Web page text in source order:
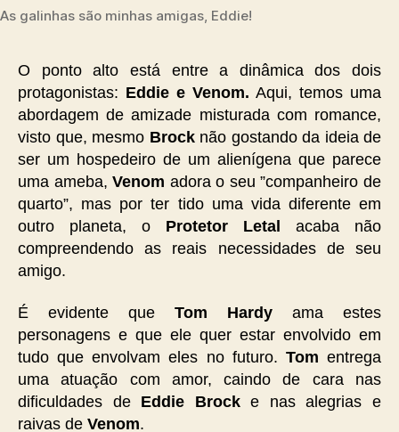
As galinhas são minhas amigas, Eddie!
O ponto alto está entre a dinâmica dos dois
protagonistas: Eddie e Venom.Aqui, temos uma
abordagem de amizade misturada com romance,
visto que, mesmo Brocknão gostando da ideia de
ser um hospedeiro de um alienígena que parece
uma ameba,Venom adora o seu ”companheiro de
quarto”, mas por ter tido uma vida diferente em
outro planeta, o Protetor Letal acaba não
compreendendo as reais necessidades de seu
amigo.
É evidente que Tom Hardy ama estes
personagens e que ele quer estar envolvido em
tudo que envolvam eles no futuro. Tom entrega
uma atuação com amor, caindo de cara nas
dificuldades deEddie Brocke nas alegrias e
raivas de Venom.